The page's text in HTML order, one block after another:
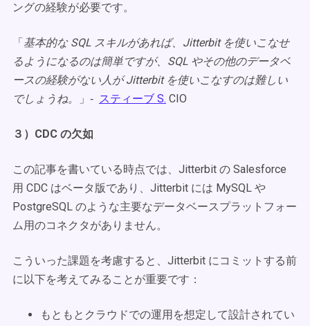
ングの経験が必要です。
「基本的な SQL スキルがあれば、Jitterbit を使いこなせ
るようになるのは簡単ですが、SQL やその他のデータベ
ースの経験がない人が Jitterbit を使いこなすのは難しい
でしょうね。
」‐ スティーブ S. CIO
３）CDC の欠如
この記事を書いている時点では、Jitterbit の Salesforce
用 CDC はベータ版であり、Jitterbit には MySQL や
PostgreSQL のような主要なデータベースプラットフォー
ム用のコネクタがありません。
こういった課題を考慮すると、Jitterbit にコミットする前
に以下を考えてみることが重要です：
もともとクラウドでの運用を想定して設計されてい